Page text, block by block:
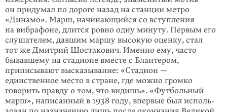
он придумал по дороге назад на станции метро
«Динамо». Марш, начинающийся со вступления
на вибрафоне, длится ровно одну минуту. Первым его
слушателем, давшим маршу высокую оценку, стал
тот же Дмитрий Шостакович. Именно ему, часто
бывавшему на стадионе вместе с Блантером,
приписывают высказывание: «Стадион —
единственное место в стране, где можно громко
говорить правду о том, что видишь». «Футбольный
марш», напи­санный в 1938 году, впервые был исполь­